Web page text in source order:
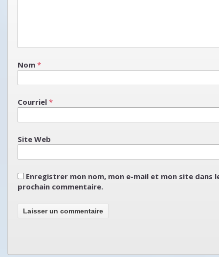
Nom *
Courriel *
Site Web
Enregistrer mon nom, mon e-mail et mon site dans
prochain commentaire.